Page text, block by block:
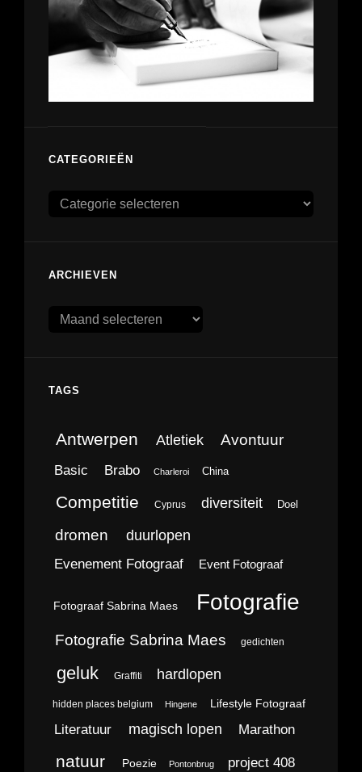
CATEGORIEËN
Categorieën
ARCHIEVEN
Archieven
TAGS
Antwerpen Atletiek Avontuur
Basic Brabo Charleroi China
Competitie Cyprus diversiteit Doel
dromen duurlopen
Evenement Fotograaf Event Fotograaf
Fotograaf Sabrina Maes Fotografie
Fotografie Sabrina Maes gedichten
geluk Graffiti hardlopen
hidden places belgium Hingene Lifestyle Fotograaf
Literatuur magisch lopen Marathon
natuur Poezie Pontonbrug project 408